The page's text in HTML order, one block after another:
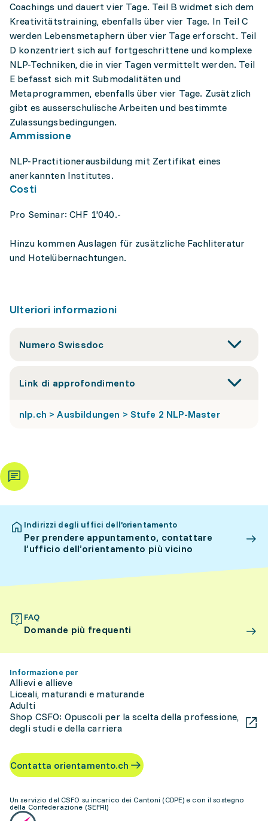
Coachings und dauert vier Tage. Teil B widmet sich dem
Kreativitätstraining, ebenfalls über vier Tage. In Teil C
werden Lebensmetaphern über vier Tage erforscht. Teil
D konzentriert sich auf fortgeschrittene und komplexe
NLP-Techniken, die in vier Tagen vermittelt werden. Teil
E befasst sich mit Submodalitäten und
Metaprogrammen, ebenfalls über vier Tage. Zusätzlich
gibt es ausserschulische Arbeiten und bestimmte
Zulassungsbedingungen.
Ammissione
NLP-Practitionerausbildung mit Zertifikat eines
anerkannten Institutes.
Costi
Pro Seminar: CHF 1'040.-
Hinzu kommen Auslagen für zusätzliche Fachliteratur
und Hotelübernachtungen.
Ulteriori informazioni
Numero Swissdoc
Link di approfondimento
nlp.ch > Ausbildungen > Stufe 2 NLP-Master
Indirizzi degli uffici dell’orientamento
Per prendere appuntamento, contattare
l’ufficio dell’orientamento più vicino
FAQ
Domande più frequenti
Informazione per
Allievi e allieve
Liceali, maturandi e maturande
Adulti
Shop CSFO: Opuscoli per la scelta della professione,
degli studi e della carriera
Contatta orientamento.ch
Un servizio del CSFO su incarico dei Cantoni (CDPE) e con il sostegno
della Confederazione (SEFRI)